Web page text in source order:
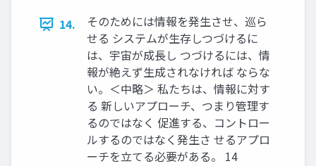
14.
そのためには情報を発生させ、巡ら
せる システムが生存しつづけるに
は、宇宙が成長し つづけるには、情
報が絶えず生成されなければ ならな
い。＜中略＞ 私たちは、情報に対す
る 新しいアプローチ、つまり管理す
るのではなく 促進する、コントロー
ルするのではなく発生さ せるアプロ
ーチを立てる必要がある。 14